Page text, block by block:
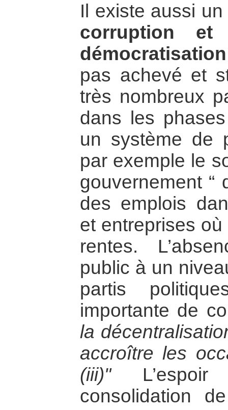
Il existe aussi
corruption
démocratisation
pas achevé et
très nombreux
dans les
un système de
par exemple le
gouvernement “
des emplois
et entreprises
rentes.
public à un
partis
importante de
la
accroître les
(iii)"L’espoir
consolidation